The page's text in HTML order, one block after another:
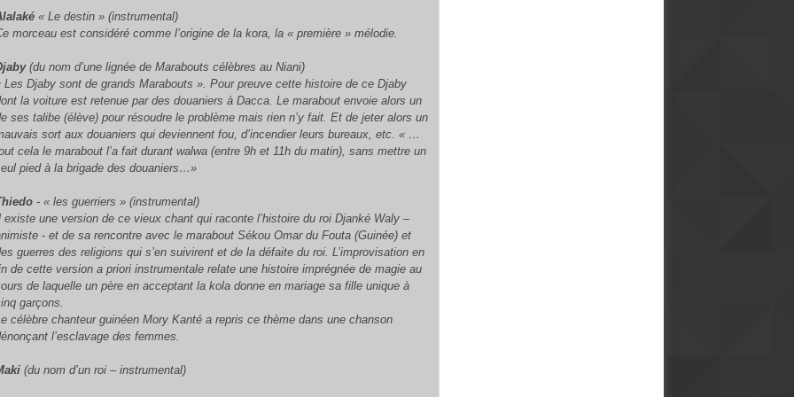
« Le destin » (instrumental)
morceau est considéré comme l’origine de la kora, la « première » mélodie.
(du nom d’une lignée de Marabouts célèbres au Niani)
Les Djaby sont de grands Marabouts ». Pour preuve cette histoire de ce Djaby
la voiture est retenue par des douaniers à Dacca. Le marabout envoie alors un
sestalibe (élève) pour résoudre le problème mais rien n’y fait. Et de jeter alors un
sort aux douaniers qui deviennent fou, d’incendier leurs bureaux, etc. « …
cela le marabout l’a fait durantwalwa (entre 9h et 11h du matin), sans mettre un
pied à la brigade des douaniers…»
- « les guerriers » (instrumental)
existe une version de ce vieux chant qui raconte l’histoire du roi Djanké Waly –
- et de sa rencontre avec le marabout Sékou Omar du Fouta (Guinée) et
guerres des religions qui s’en suivirent et de la défaite du roi. L’improvisation en
de cette version a priori instrumentale relate une histoire imprégnée de magie au
de laquelle un père en acceptant lakola donne en mariage sa fille unique à
garçons.
célèbre chanteur guinéen Mory Kanté a repris ce thème dans une chanson
l’esclavage des femmes.
(du nom d’un roi – instrumental)